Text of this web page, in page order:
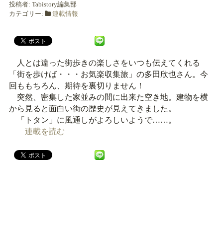
投稿者: Tabistory編集部
カテゴリー:
連載情報
人とは違った街歩きの楽しさをいつも伝えてくれる
「街を歩けば・・・お気楽収集旅」の多田欣也さん。今
回ももちろん、期待を裏切りません！
突然、密集した家並みの間に出来た空き地。建物を横
から見ると面白い街の歴史が見えてきました。
「トタン」に風通しがよろしいようで……。
連載を読む